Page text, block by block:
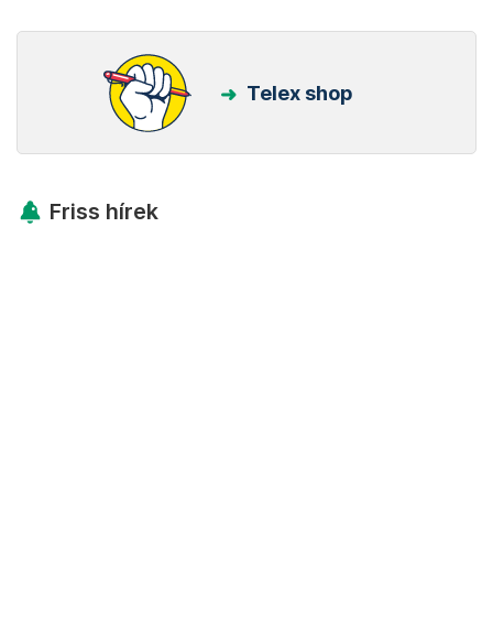
Telex shop
Friss hírek